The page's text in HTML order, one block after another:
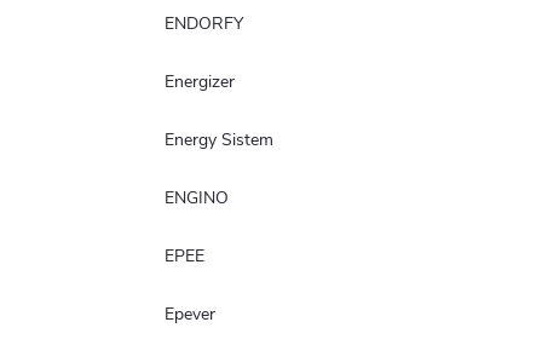
ENDORFY
Energizer
Energy Sistem
ENGINO
EPEE
Epever